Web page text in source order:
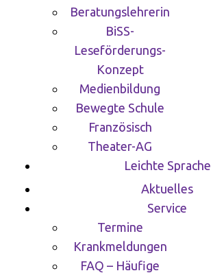
Beratungslehrerin
BiSS-
Leseförderungs-
Konzept
Medienbildung
Bewegte Schule
Französisch
Theater-AG
Leichte Sprache
Aktuelles
Service
Termine
Krankmeldungen
FAQ – Häufige